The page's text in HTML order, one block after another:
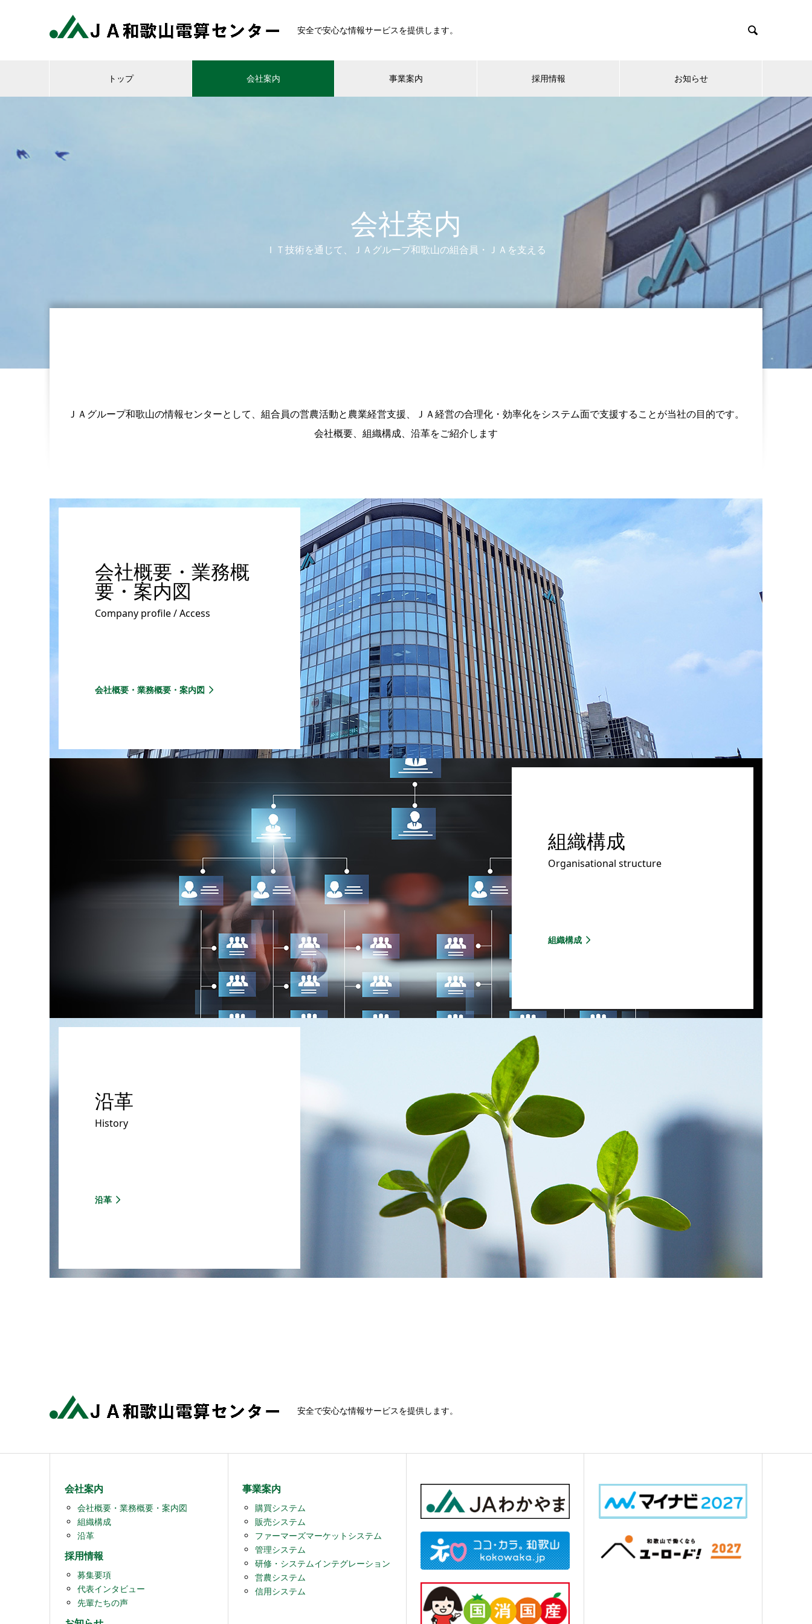
安全で安心な情報サービスを提供します。 
トップ 会社案内 事業案内 採用情報 お知らせ
会社案内
ＩＴ技術を通じて、ＪＡグループ和歌山の組合員・ＪＡを支える
ＪＡグループ和歌山の情報センターとして、組合員の営農活動と農業経営支援、ＪＡ経営の合理化・効率化をシステム面で支援することが当社の目的です。
会社概要、組織構成、沿革をご紹介します
会社概要・業務概
要・案内図
Company profile / Access
会社概要・業務概要・案内図
組織構成
Organisational structure
組織構成
沿革
History
沿革
安全で安心な情報サービスを提供します。
会社案内
会社概要・業務概要・案内図
組織構成
沿革
採用情報
募集要項
代表インタビュー
先輩たちの声
事業案内
購買システム
販売システム
ファーマーズマーケットシステム
管理システム
研修・システムインテグレーション
営農システム
信用システム